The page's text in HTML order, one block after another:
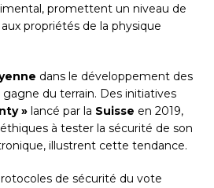
promettent un niveau de
propriétés de la physique
dans le développement des
du terrain. Des initiatives
» lancé par la Suisse en 2019,
à tester la sécurité de son
illustrent cette tendance.
de sécurité du vote